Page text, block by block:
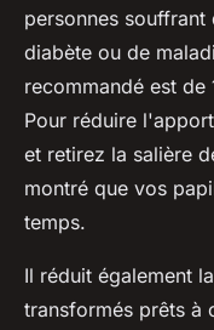
personnes
diabète ou de
recommandé est
Pour réduire
et retirez la salière
montré que vos
temps.
Il réduit également
transformés prêts à